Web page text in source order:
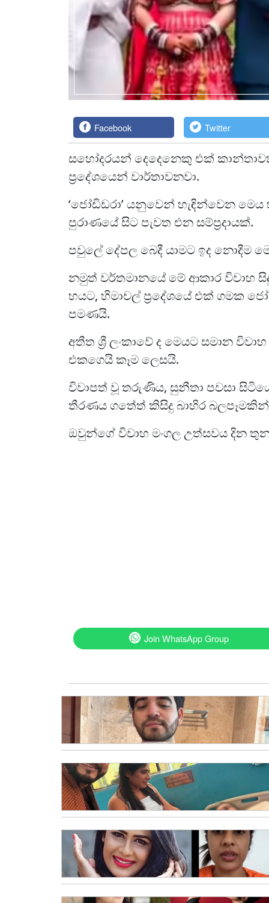
Facebook Twitter
සහෝදරයන් දෙදෙනෙකු එක්
ප්‍රදේශයෙන් වාර්තාවනවා.
‘ජෝඩිඩරා’ යනුවෙන් හැඳින්වෙන මෙය
පුරාණයේ සිට පැවත එන සම්ප්‍රදායක්.
පවුලේ දේපල බෙදී යාමට ඉද නොදීම
නමුත් වර්තමානයේ මේ ආකාර විවාහ
හයට, හිමාචල් ප්‍රදේශයේ එක් ගමක
පමණයි.
අතීත ශ්‍රී ලංකාවේ ද මෙයට සමාන
එකගෙයි කෑම ලෙසයි.
විවාපත් වූ තරුණිය, සුනීතා පවසා
තීරණය ගත්‍තේ කිසිදු බාහිර
ඔවුන්ගේ විවාහ මංගල උත්සවය දින
Join WhatsApp Group